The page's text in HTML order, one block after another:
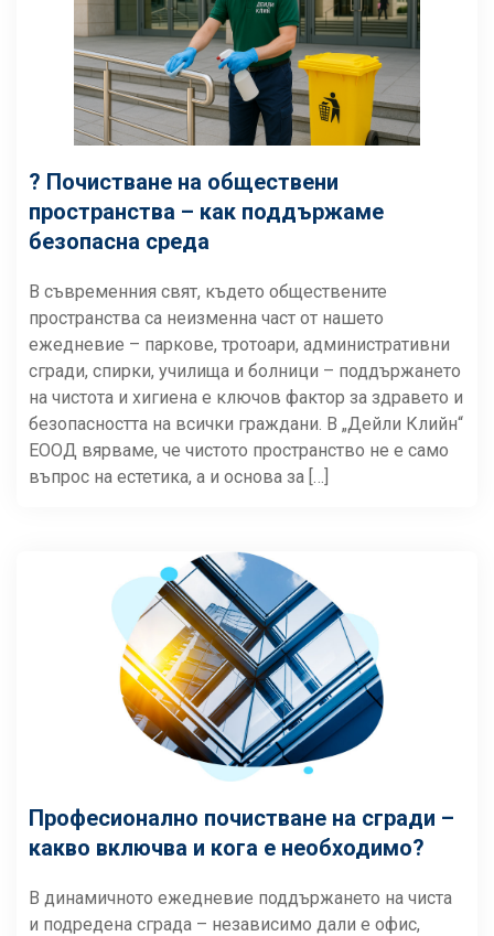
? Почистване на обществени
пространства – как поддържаме
безопасна среда
В съвременния свят, където обществените
пространства са неизменна част от нашето
ежедневие – паркове, тротоари, административни
сгради, спирки, училища и болници – поддържането
на чистота и хигиена е ключов фактор за здравето и
безопасността на всички граждани. В „Дейли Клийн“
ЕООД вярваме, че чистото пространство не е само
въпрос на естетика, а и основа за […]
Професионално почистване на сгради –
какво включва и кога е необходимо?
В динамичното ежедневие поддържането на чиста
и подредена сграда – независимо дали е офис,